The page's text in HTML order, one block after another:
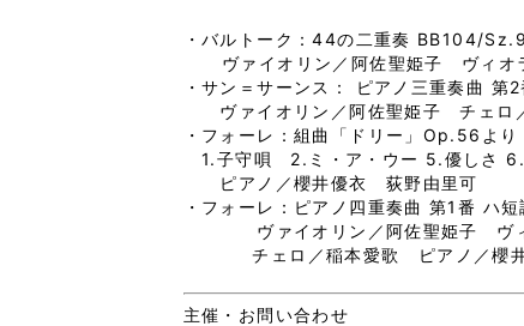
・バルトーク：44の二重奏 BB104/
ヴァイオリン／阿佐聖姫子 ヴィ
・サン＝サーンス： ピアノ三重奏曲 第
ヴァイオリン／阿佐聖姫子 チェロ
・フォーレ：組曲「ドリー」Op.56より
1.子守唄 2.ミ・ア・ウー 5.優しさ 6.
ピアノ／櫻井優衣 荻野由里可
・フォーレ：ピアノ四重奏曲 第1番 ハ
ヴァイオリン／阿佐聖姫子 ヴィ
チェロ／稲本愛歌 ピアノ／櫻
主催・お問い合わせ